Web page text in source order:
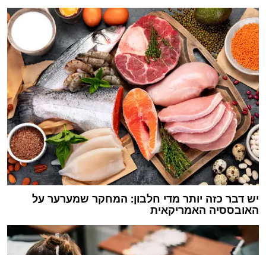
יש דבר כזה יותר מדי חלבון: המחקר שמערער על
האובססיה האמריקאית